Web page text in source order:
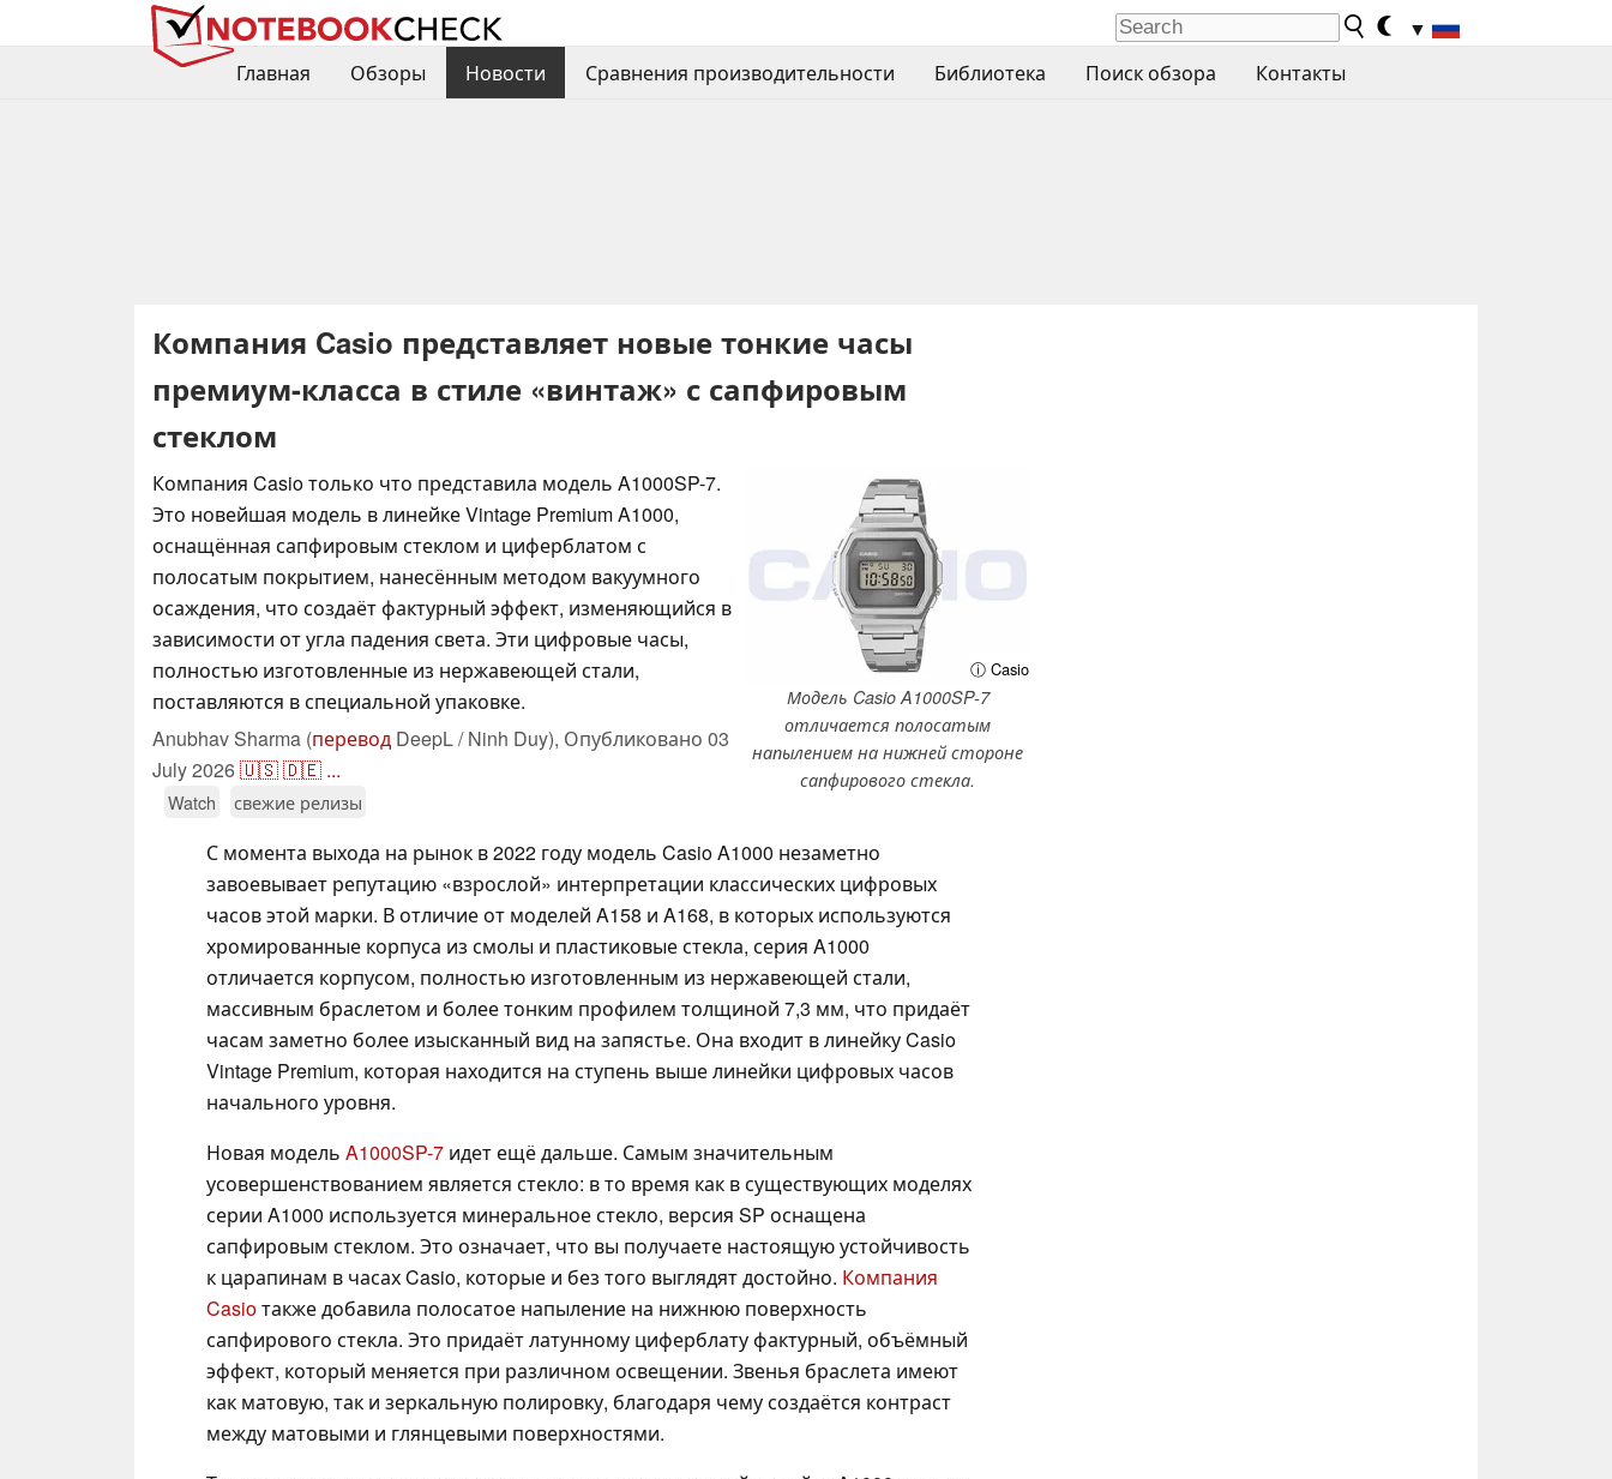
▼
Главная
Обзоры Новости Сравнения производительности Библиотека Поиск обзора Контакты
Компания Casio представляет новые тонкие часы
премиум-класса в стиле «винтаж» с сапфировым
стеклом
ⓘ Casio
Модель Casio A1000SP-7
отличается полосатым
напылением на нижней стороне
сапфирового стекла.
Компания Casio только что представила модель A1000SP-7.
Это новейшая модель в линейке Vintage Premium A1000,
оснащённая сапфировым стеклом и циферблатом с
полосатым покрытием, нанесённым методом вакуумного
осаждения, что создаёт фактурный эффект, изменяющийся в
зависимости от угла падения света. Эти цифровые часы,
полностью изготовленные из нержавеющей стали,
поставляются в специальной упаковке.
Anubhav Sharma (перевод DeepL / Ninh Duy), Опубликовано 03
July 2026🇺🇸🇩🇪 ...
Watch свежие релизы
С момента выхода на рынок в 2022 году модель Casio A1000 незаметно
завоевывает репутацию «взрослой» интерпретации классических цифровых
часов этой марки. В отличие от моделей A158 и A168, в которых используются
хромированные корпуса из смолы и пластиковые стекла, серия A1000
отличается корпусом, полностью изготовленным из нержавеющей стали,
массивным браслетом и более тонким профилем толщиной 7,3 мм, что придаёт
часам заметно более изысканный вид на запястье. Она входит в линейку Casio
Vintage Premium, которая находится на ступень выше линейки цифровых часов
начального уровня.
Новая модель A1000SP-7 идет ещё дальше. Самым значительным
усовершенствованием является стекло: в то время как в существующих моделях
серии A1000 используется минеральное стекло, версия SP оснащена
сапфировым стеклом. Это означает, что вы получаете настоящую устойчивость
к царапинам в часах Casio, которые и без того выглядят достойно. Компания
Casioтакже добавила полосатое напыление на нижнюю поверхность
сапфирового стекла. Это придаёт латунному циферблату фактурный, объёмный
эффект, который меняется при различном освещении. Звенья браслета имеют
как матовую, так и зеркальную полировку, благодаря чему создаётся контраст
между матовыми и глянцевыми поверхностями.